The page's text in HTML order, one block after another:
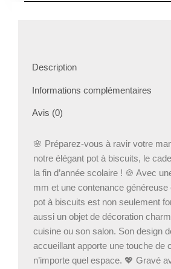
Description
Informations complémentaires
Avis (0)
🌸 Préparez-vous à ravir votre
notre élégant pot à biscuits, le
la fin d’année scolaire ! 🍪 Avec
mm et une contenance généreuse
pot à biscuits est non seulement
aussi un objet de décoration
cuisine ou son salon. Son design
accueillant apporte une touche de
n’importe quel espace. 💖 Gravé